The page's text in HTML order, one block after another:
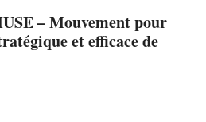
– Mouvement pour
et efficace de